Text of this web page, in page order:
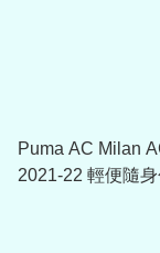
Puma AC Milan
2021-22 輕便隨